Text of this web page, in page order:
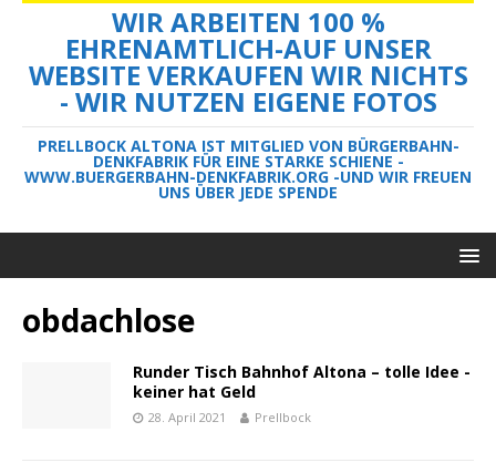
WIR ARBEITEN 100 %
EHRENAMTLICH-AUF UNSER
WEBSITE VERKAUFEN WIR NICHTS
- WIR NUTZEN EIGENE FOTOS
PRELLBOCK ALTONA IST MITGLIED VON BÜRGERBAHN-
DENKFABRIK FÜR EINE STARKE SCHIENE -
WWW.BUERGERBAHN-DENKFABRIK.ORG -UND WIR FREUEN
UNS ÜBER JEDE SPENDE
obdachlose
Runder Tisch Bahnhof Altona – tolle Idee -
keiner hat Geld
28. April 2021 Prellbock